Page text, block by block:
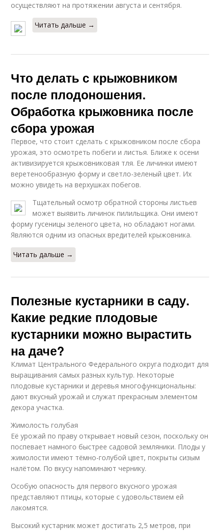
осуществляют на протяжении августа и сентября.
Читать дальше →
Что делать с крыжовником
после плодоношения.
Обработка крыжовника после
сбора урожая
Первое, что стоит сделать с крыжовником после сбора
урожая, это осмотреть побеги и листья. Ближе к осени
активизируется крыжовниковая тля. Ее личинки имеют
веретенообразную форму и светло-зеленый цвет. Их
можно увидеть на верхушках побегов.
Тщательный осмотр обратной стороны листьев
может выявить личинок пилильщика. Они имеют
форму гусеницы зеленого цвета, но обладают ногами.
Являются одним из опасных вредителей крыжовника.
Читать дальше →
Полезные кустарники в саду.
Какие редкие плодовые
кустарники можно вырастить
на даче?
Климат Центрального Федерального округа подходит для
выращивания самых разных культур. Некоторые
плодовые кустарники и деревья многофункциональны:
дают вкусный урожай и служат прекрасным элементом
декора участка.
Жимолость голубая
Её урожай по праву открывает новый сезон, поскольку он
поспевает намного быстрее садовой земляники. Плоды у
жимолости имеют тёмно-голубой цвет, покрыты сизым
налётом. По вкусу напоминают чернику.
Особую опасность для первого вкусного урожая
представляют птицы, которые с удовольствием ей
лакомятся.
Высокий кустарник может достигать 2,5 метров, при